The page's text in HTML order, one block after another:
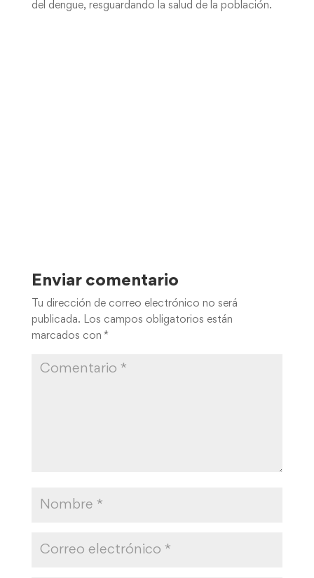
del dengue, resguardando la salud de la población.
marcados con*